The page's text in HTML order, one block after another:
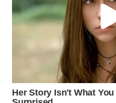
TENGAH
TEBING
TINGGI